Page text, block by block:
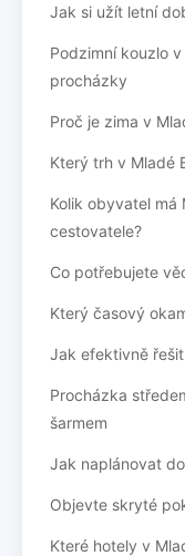
Jak si užít letní
Podzimní kouzlo
procházky
Proč je zima v
Který trh v Mladé
Kolik obyvatel má
cestovatele?
Co potřebujete
Který časový
Jak efektivně
Procházka
šarmem
Jak naplánovat
Objevte skryté
Které hotely v